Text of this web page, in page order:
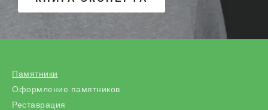
Памятники
Оформление памятников
Реставрация